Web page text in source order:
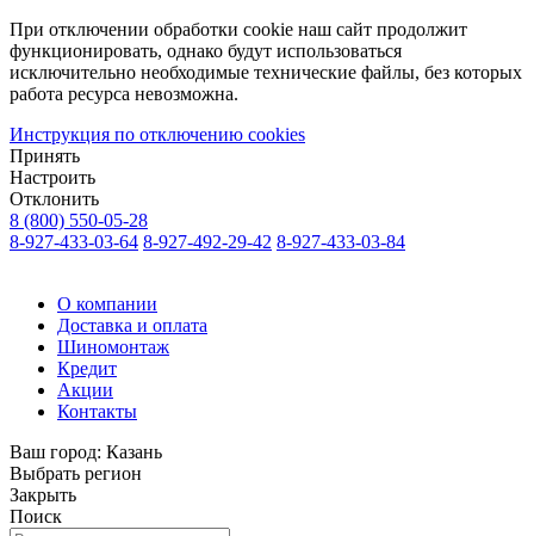
При отключении обработки cookie наш сайт продолжит
функционировать, однако будут использоваться
исключительно необходимые технические файлы, без которых
работа ресурса невозможна.
Инструкция по отключению cookies
Принять
Настроить
Отклонить
8 (800) 550-05-28
8-927-433-03-64 8-927-492-29-42 8-927-433-03-84
О компании
Доставка и оплата
Шиномонтаж
Кредит
Акции
Контакты
Ваш город: Казань
Выбрать регион
Закрыть
Поиск